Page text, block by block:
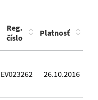
Reg.
číslo
Platnosť
26.10.2016